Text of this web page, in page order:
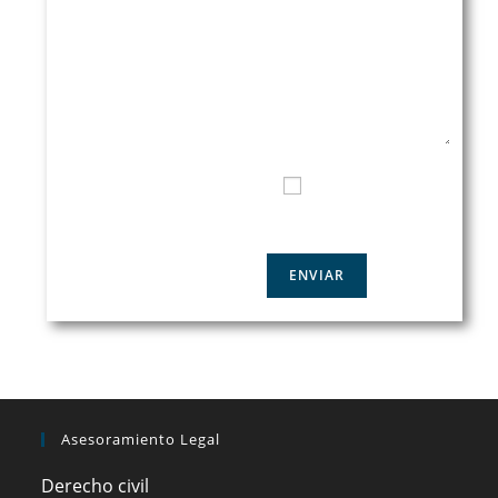
Asesoramiento Legal
Derecho civil